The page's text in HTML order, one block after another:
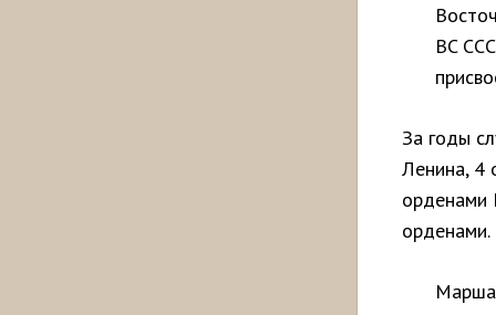
ВC
За годы
Ленина, 4
орденами
орденами.